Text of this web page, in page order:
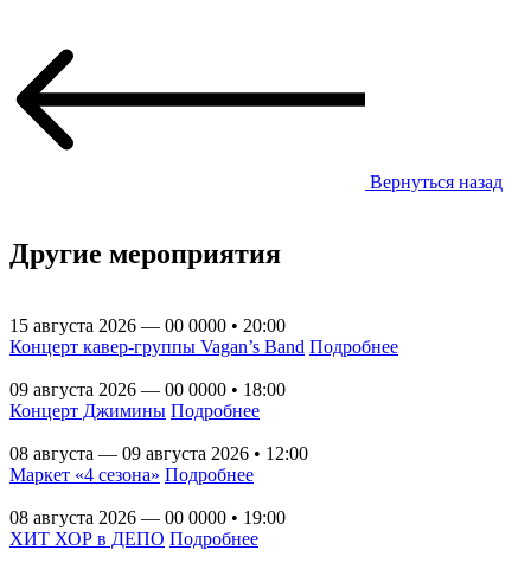
Вернуться назад
Другие мероприятия
15 августа 2026 — 00 0000 • 20:00
Концерт кавер-группы Vagan’s Band Подробнее
09 августа 2026 — 00 0000 • 18:00
Концерт Джимины Подробнее
08 августа — 09 августа 2026 • 12:00
Маркет «4 сезона» Подробнее
08 августа 2026 — 00 0000 • 19:00
ХИТ ХОР в ДЕПО Подробнее